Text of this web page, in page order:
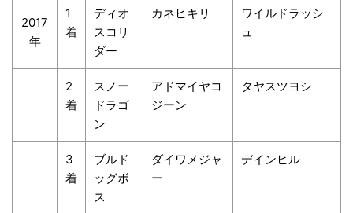
2017
年
1
着
ディオ
スコリ
ダー
カネヒキリ
ワイルドラッシ
ュ
2
着
スノー
ドラゴ
ン
アドマイヤコ
ジーン
タヤスツヨシ
3
着
ブルド
ッグボ
ス
ダイワメジャ
ー
デインヒル